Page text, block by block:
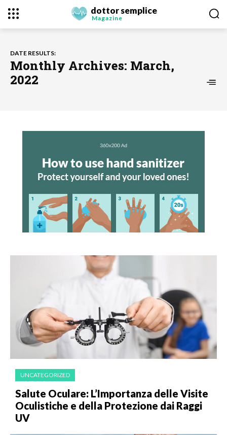
dottor semplice
Magazine
DATE RESULTS:
Monthly Archives: March,
2022
UNCATEGORIZED
Salute Oculare: L’Importanza delle Visite
Oculistiche e della Protezione dai Raggi
UV